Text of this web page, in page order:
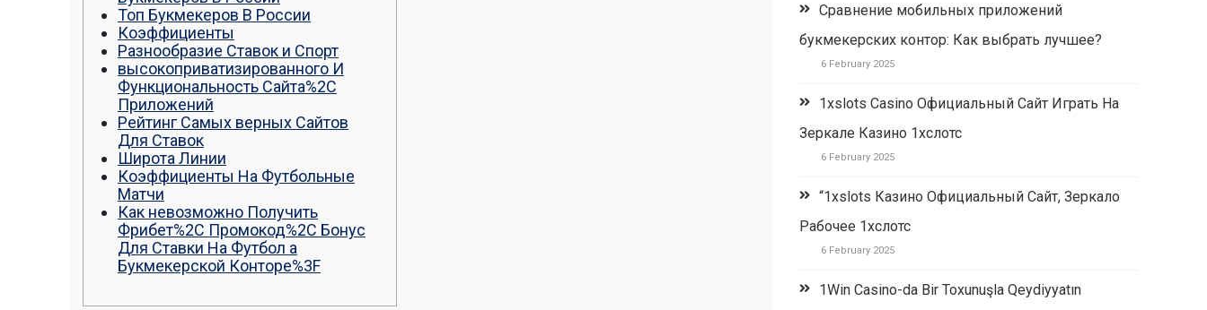
Топ Букмекеров В России
Коэффициенты
Разнообразие Ставок и Спорт
высокоприватизированного И
Функциональность Сайта%2C
Приложений
Рейтинг Самых верных Сайтов
Для Ставок
Широта Линии
Коэффициенты На Футбольные
Матчи
Как невозможно Получить
Фрибет%2C Промокод%2C Бонус
Для Ставки На Футбол а
Букмекерской Конторе%3F
Сравнение мобильных приложений
букмекерских контор: Как выбрать лучшее?
6 February 2025
1xslots Casino Официальный Сайт Играть На
Зеркале Казино 1хслотс
6 February 2025
“1xslots Казино Официальный Сайт, Зеркало
Рабочее 1хслотс
6 February 2025
1Win Casino-da Bir Toxunuşla Qeydiyyatın